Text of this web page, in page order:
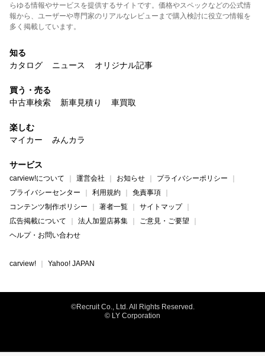
らゆる情報やサービスを提供するサイトです。価格やスペックなどの公式情
報から、ユーザーや専門家のリアルなレビューまで購入検討に役立つ情報を
多く掲載しています。
知る
カタログ
ニュース オリジナル記事
買う・売る
中古車検索
新車見積り 車買取
楽しむ
マイカー
みんカラ
サービス
carview!について 運営会社 お知らせ
プライバシーポリシー
プライバシーセンター
利用規約
免責事項
コンテンツ制作ポリシー
著者一覧
サイトマップ
広告掲載について
法人加盟店募集
ご意見・ご要望
ヘルプ・お問い合わせ
carview! Yahoo! JAPAN
©Recruit Co., Ltd. All Rights Reserved.
© LY Corporation